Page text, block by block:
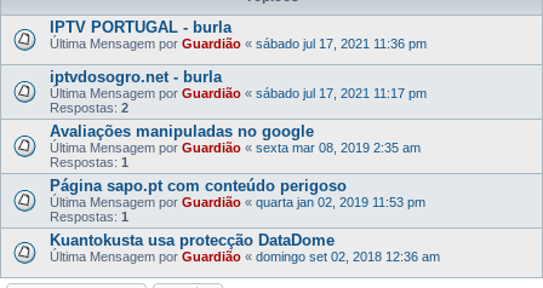
r
IPTV PORTUGAL - burla
Última Mensagem por Guardião « sábado jul 17, 2021 11:36 pm
iptvdosogro.net - burla
Última Mensagem por Guardião « sábado jul 17, 2021 11:17 pm
Respostas: 2
Avaliações manipuladas no google
Última Mensagem por Guardião « sexta mar 08, 2019 2:35 am
Respostas: 1
Página sapo.pt com conteúdo perigoso
Última Mensagem por Guardião « quarta jan 02, 2019 11:53 pm
Respostas: 1
Kuantokusta usa protecção DataDome
Última Mensagem por Guardião « domingo set 02, 2018 12:36 am